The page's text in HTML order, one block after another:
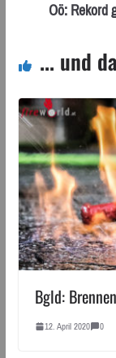
Oö: Rekord
... und
Bgld:
12. April 2020 0